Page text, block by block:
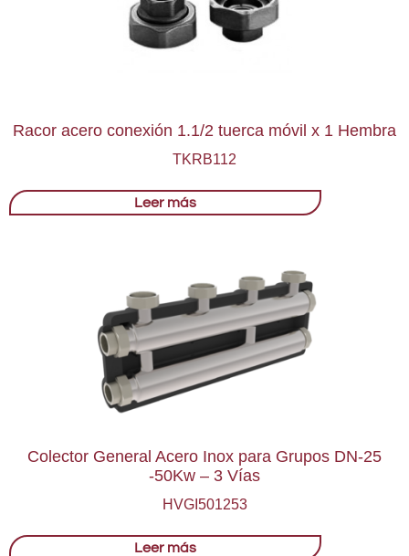
Racor acero conexión 1.1/2 tuerca móvil x 1 Hembra
TKRB112
Leer más
Colector General Acero Inox para Grupos DN-25
-50Kw – 3 Vías
HVGI501253
Leer más